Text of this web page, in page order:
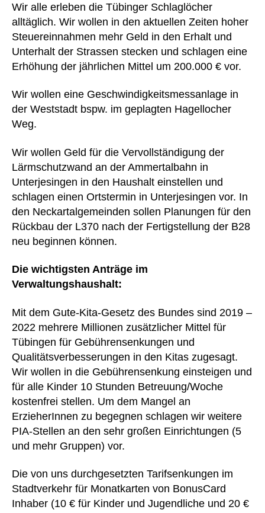
Wir alle erleben die Tübinger Schlaglöcher
alltäglich. Wir wollen in den aktuellen Zeiten hoher
Steuereinnahmen mehr Geld in den Erhalt und
Unterhalt der Strassen stecken und schlagen eine
Erhöhung der jährlichen Mittel um 200.000 € vor.
Wir wollen eine Geschwindigkeitsmessanlage in
der Weststadt bspw. im geplagten Hagellocher
Weg.
Wir wollen Geld für die Vervollständigung der
Lärmschutzwand an der Ammertalbahn in
Unterjesingen in den Haushalt einstellen und
schlagen einen Ortstermin in Unterjesingen vor. In
den Neckartalgemeinden sollen Planungen für den
Rückbau der L370 nach der Fertigstellung der B28
neu beginnen können.
Die wichtigsten Anträge im
Verwaltungshaushalt:
Mit dem Gute-Kita-Gesetz des Bundes sind 2019 –
2022 mehrere Millionen zusätzlicher Mittel für
Tübingen für Gebührensenkungen und
Qualitätsverbesserungen in den Kitas zugesagt.
Wir wollen in die Gebührensenkung einsteigen und
für alle Kinder 10 Stunden Betreuung/Woche
kostenfrei stellen. Um dem Mangel an
ErzieherInnen zu begegnen schlagen wir weitere
PIA-Stellen an den sehr großen Einrichtungen (5
und mehr Gruppen) vor.
Die von uns durchgesetzten Tarifsenkungen im
Stadtverkehr für Monatkarten von BonusCard
Inhaber (10 € für Kinder und Jugendliche und 20 €